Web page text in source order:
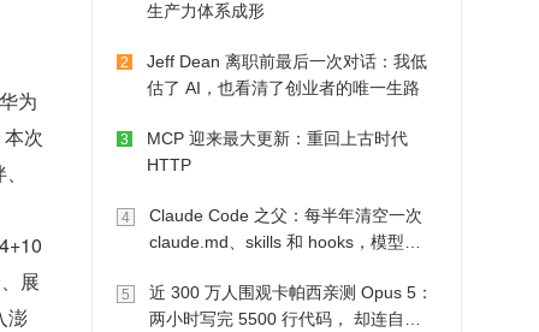
为
次
展
澎
生产力体系成形
2
Jeff Dean 离职前最后一次对话：我低
估了 AI，也看清了创业者的唯一生路
3
MCP 迎来最大更新：重回上古时代
HTTP
4
Claude Code 之父：每半年清空一次
claude.md、skills 和 hooks，模型自
5
近 300 万人围观卡帕西亲测 Opus 5：
两小时写完 5500 行代码， 却连自己